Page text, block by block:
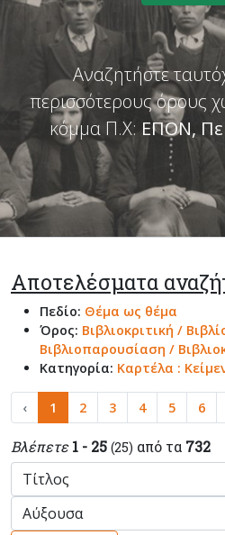
Αναζητήστε
περισσότερους όρους
κόμμα Π.Χ: ΕΠΟΝ,
Αποτελέσματα
Πεδίο: Θέμα ως θέμα
Όρος: Βιβλιοκριτική /
Βιβλιοπαρουσίαση /
Κατηγορία: Καρτέλα :
‹ 1 2 3 4 5 6
Βλέπετε 1 - 25 (25) από τα 732